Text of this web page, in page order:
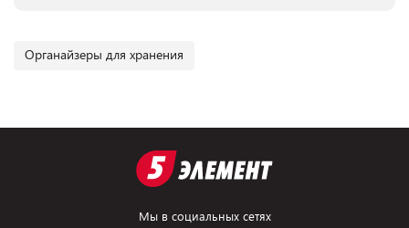
Органайзеры для хранения
Мы в социальных сетях